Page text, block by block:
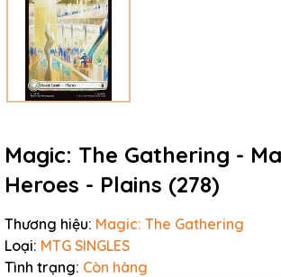
Magic: The Gathering -
Heroes - Plains (278)
Thương hiệu: Magic: The Gathering
Loại: MTG SINGLES
Tình trạng: Còn hàng